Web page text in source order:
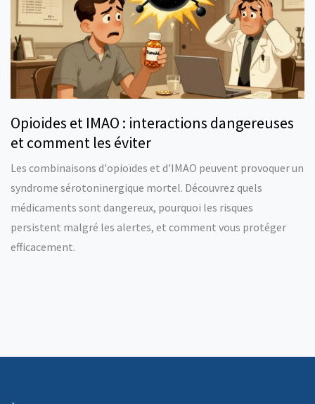
Opioides et IMAO : interactions dangereuses
et comment les éviter
Les combinaisons d'opioïdes et d'IMAO peuvent provoquer un
syndrome sérotoninergique mortel. Découvrez quels
médicaments sont dangereux, pourquoi les risques
persistent malgré les alertes, et comment vous protéger
efficacement.